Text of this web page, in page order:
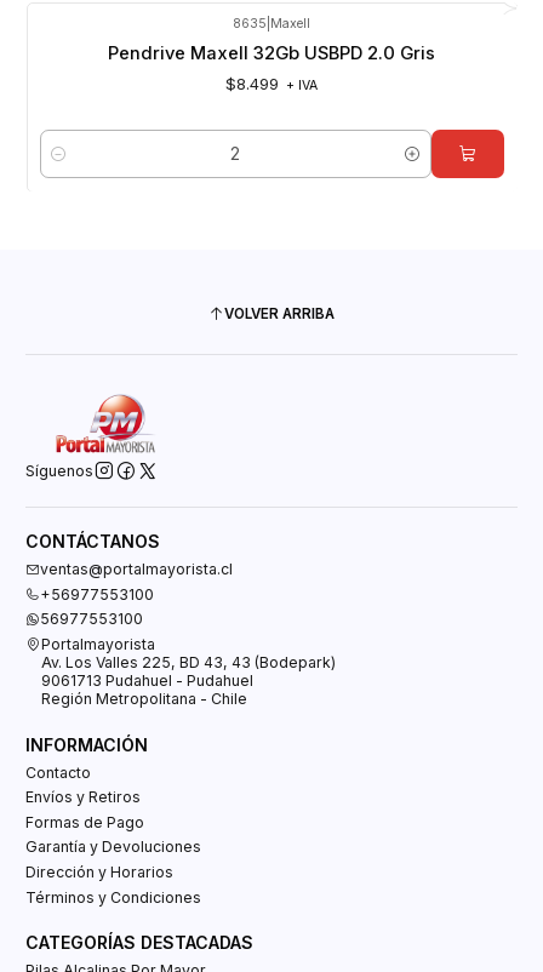
8635 Maxell
Pendrive Maxell 32Gb USBPD 2.0 Gris
$8.499 + IVA
Cantidad
VOLVER ARRIBA
Síguenos
CONTÁCTANOS
ventas@portalmayorista.cl
+56977553100
56977553100
Portalmayorista
Av. Los Valles 225, BD 43, 43 (Bodepark)
9061713 Pudahuel - Pudahuel
Región Metropolitana - Chile
INFORMACIÓN
Contacto
Envíos y Retiros
Formas de Pago
Garantía y Devoluciones
Dirección y Horarios
Términos y Condiciones
CATEGORÍAS DESTACADAS